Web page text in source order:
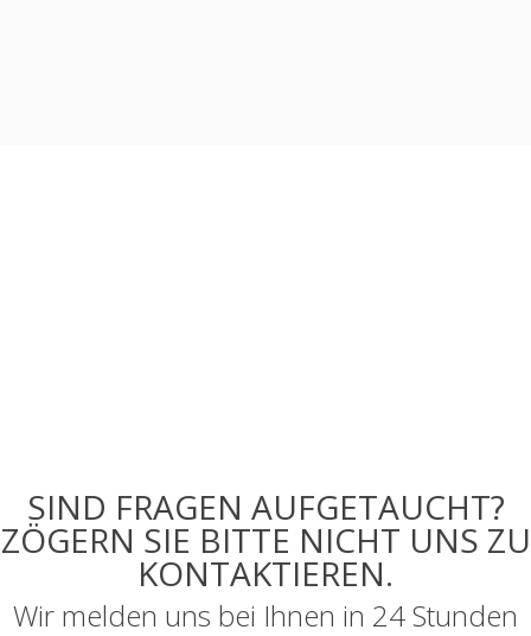
SIND FRAGEN AUFGETAUCHT?
ZÖGERN SIE BITTE NICHT UNS ZU
KONTAKTIEREN.
Wir melden uns bei Ihnen in 24 Stunden